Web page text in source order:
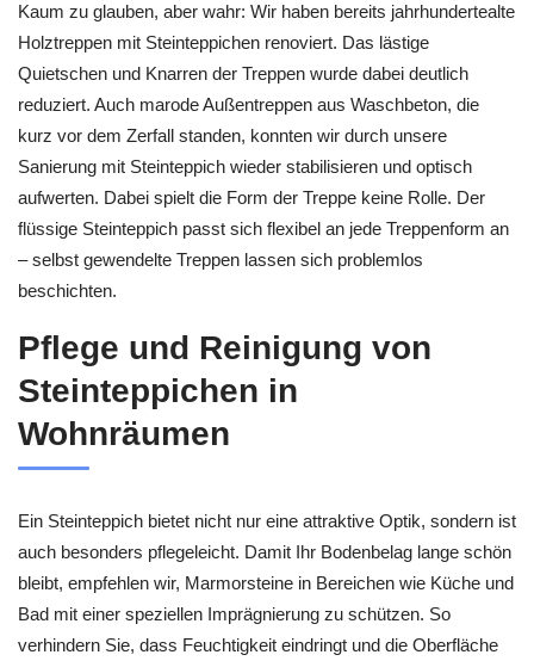
Kaum zu glauben, aber wahr: Wir haben bereits jahrhundertealte
Holztreppen mit Steinteppichen renoviert. Das lästige
Quietschen und Knarren der Treppen wurde dabei deutlich
reduziert. Auch marode Außentreppen aus Waschbeton, die
kurz vor dem Zerfall standen, konnten wir durch unsere
Sanierung mit Steinteppich wieder stabilisieren und optisch
aufwerten. Dabei spielt die Form der Treppe keine Rolle. Der
flüssige Steinteppich passt sich flexibel an jede Treppenform an
– selbst gewendelte Treppen lassen sich problemlos
beschichten.
Pflege und Reinigung von
Steinteppichen in
Wohnräumen
Ein Steinteppich bietet nicht nur eine attraktive Optik, sondern ist
auch besonders pflegeleicht. Damit Ihr Bodenbelag lange schön
bleibt, empfehlen wir, Marmorsteine in Bereichen wie Küche und
Bad mit einer speziellen Imprägnierung zu schützen. So
verhindern Sie, dass Feuchtigkeit eindringt und die Oberfläche